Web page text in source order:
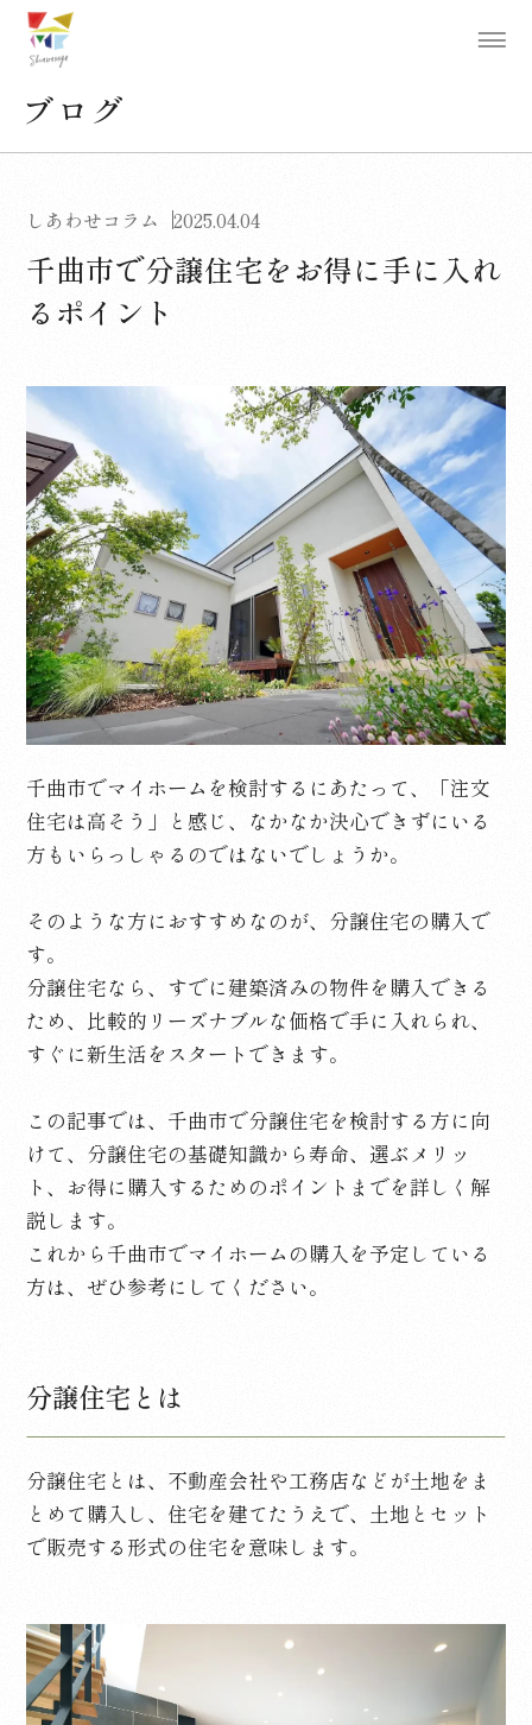
ブログ
しあわせコラム 2025.04.04
千曲市で分譲住宅をお得に手に入れ
るポイント
千曲市でマイホームを検討するにあたって、「注文
住宅は高そう」と感じ、なかなか決心できずにいる
方もいらっしゃるのではないでしょうか。
そのような方におすすめなのが、分譲住宅の購入で
す。
分譲住宅なら、すでに建築済みの物件を購入できる
ため、比較的リーズナブルな価格で手に入れられ、
すぐに新生活をスタートできます。
この記事では、千曲市で分譲住宅を検討する方に向
けて、分譲住宅の基礎知識から寿命、選ぶメリッ
ト、お得に購入するためのポイントまでを詳しく解
説します。
これから千曲市でマイホームの購入を予定している
方は、ぜひ参考にしてください。
分譲住宅とは
分譲住宅とは、不動産会社や工務店などが土地をま
とめて購入し、住宅を建てたうえで、土地とセット
で販売する形式の住宅を意味します。